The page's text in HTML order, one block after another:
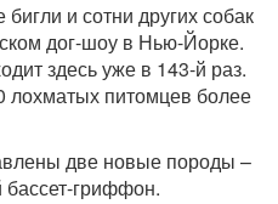
и сотни других собак
дог-шоу в Нью-Йорке.
здесь уже в 143-й раз.
лохматых питомцев более
две новые породы –
бассет-гриффон.